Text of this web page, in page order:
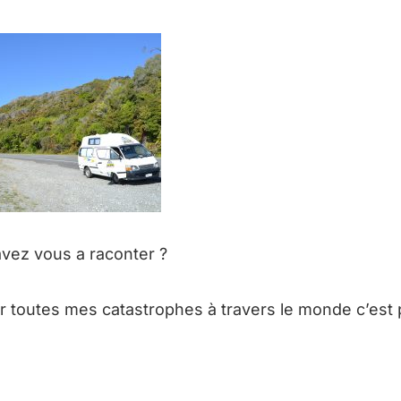
vous a raconter ?
toutes mes catastrophes à travers le monde c’est